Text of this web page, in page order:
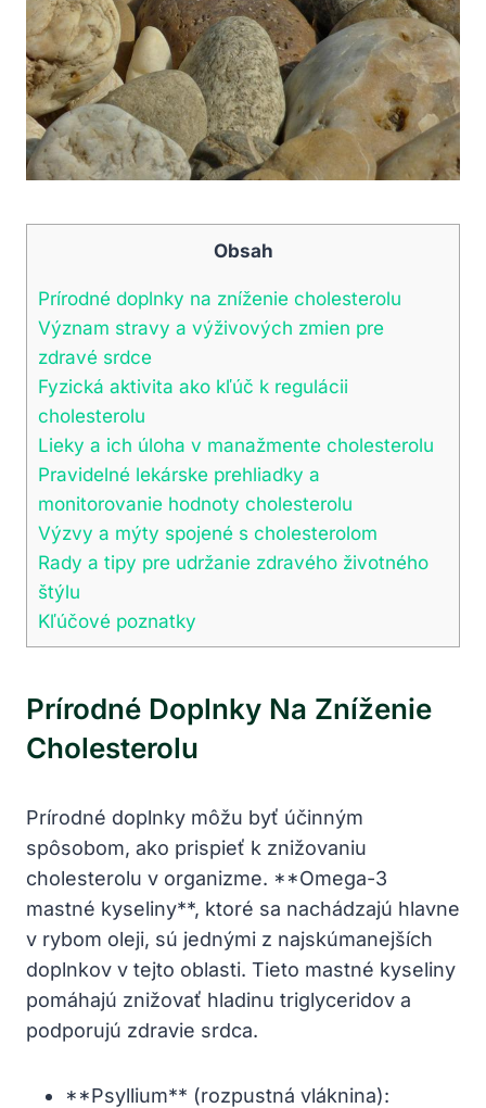
Obsah
Prírodné doplnky na zníženie cholesterolu
Význam stravy a výživových zmien pre
zdravé srdce
Fyzická aktivita ako kľúč k regulácii
cholesterolu
Lieky a ich úloha v manažmente cholesterolu
Pravidelné lekárske prehliadky a
monitorovanie hodnoty cholesterolu
Výzvy a mýty spojené s cholesterolom
Rady a tipy pre udržanie zdravého životného
štýlu
Kľúčové poznatky
Prírodné Doplnky Na Zníženie
Cholesterolu
Prírodné doplnky môžu byť účinným
spôsobom, ako prispieť k znižovaniu
cholesterolu v organizme. **Omega-3
mastné kyseliny**, ktoré sa nachádzajú hlavne
v rybom oleji, sú jednými z najskúmanejších
doplnkov v tejto oblasti. Tieto mastné kyseliny
pomáhajú znižovať hladinu triglyceridov a
podporujú zdravie srdca.
**Psyllium** (rozpustná vláknina):